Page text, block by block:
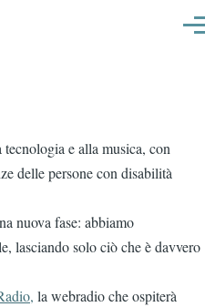
e alla musica, con
delle persone con disabilità
nuova fase: abbiamo
lasciando solo ciò che è davvero
la webradio che ospiterà